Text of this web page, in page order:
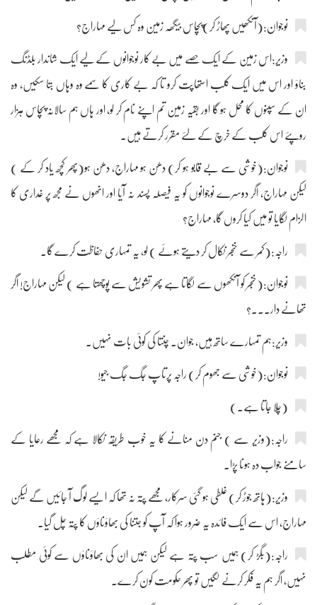
نوجوان:(آنکھیں پھاڑ کر)پچاس بیگھہ زمین وہ کس لیے مہاراج؟
وزیر:اس زمین کے ایک حصے میں بے کار نوجوانوں کے لیے ایک شاندار بلڈنگ
بناؤ اور اس میں ایک کلب استھاپت کرو تا کہ بے کاری کا سمے وہ وہاں بتا سکیں، وہ
ان کے سپنوں کا محل ہو گا اور بقیہ زمین تم اپنے نام کر لو، اور ہاں ہم سالانہ پچاس ہزار
روپئے اس کلب کے خرچ کے لئے مقرر کرتے ہیں۔
نوجوان:(خوشی سے بے قابو ہو کر) دھن ہو مہاراج، دھن ہو(پھر کچھ یاد کر کے )
لیکن مہاراج، اگر دوسرے نوجوانوں کو یہ فیصلہ پسند نہ آیا اور انھوں نے مجھ پر غداری کا
الزام لگایا تو میں کیا کروں گا، مہاراج؟
راجہ:(کمر سے خنجر نکال کر دیتے ہوئے ) لو، یہ تمہاری حفاظت کرے گا۔
نوجوان:(خنجر کو آنکھوں سے لگاتا ہے پھر تشویش سے پوچھتا ہے ) لیکن مہاراج! اگر
تھانے دار۔۔۔؟
وزیر:ہم تمہارے ساتھ ہیں، جوان۔ چنتا کی کوئی بات نہیں۔
نوجوان:(خوشی سے جھوم کر) راجہ پرتاپ جگ جگ جیو!
(چلا جاتا ہے۔)
راجہ:(وزیر سے ) جنم دن منانے کا یہ خوب طریقہ نکالا ہے کہ مجھے رعایا کے
سامنے جواب دہ ہونا پڑا۔
وزیر:(ہاتھ جوڑ کر) غلطی ہو گئی سرکار، مجھے پتہ نہ تھا کہ ایسے لوگ آ جائیں گے لیکن
مہاراج، اس سے ایک فائدہ یہ ضرور ہوا کہ آپ کو جتنا کی بھاؤناؤں کا پتہ چل گیا۔
راجہ:(بگڑ کر) ہمیں سب پتہ ہے لیکن ہمیں ان کی بھاؤناؤں سے کوئی مطلب
نہیں، اگر ہم یہ فکر کرنے لگیں تو پھر حکومت کون کرے۔